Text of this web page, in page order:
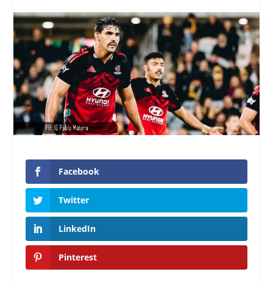
Facebook
Twitter
LinkedIn
Pinterest